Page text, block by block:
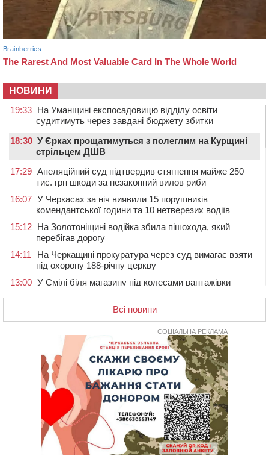
НОВИНИ
19:33 На Уманщині експосадовицю відділу освіти
судитимуть через завдані бюджету збитки
18:30 У Єрках прощатимуться з полеглим на Курщині
стрільцем ДШВ
17:29 Апеляційний суд підтвердив стягнення майже 250
тис. грн шкоди за незаконний вилов риби
16:07 У Черкасах за ніч виявили 15 порушників
комендантської години та 10 нетверезих водіїв
15:12 На Золотоніщині водійка збила пішохода, який
перебігав дорогу
14:11
На Черкащині прокуратура через суд вимагає взяти
під охорону 188-річну церкву
13:00 У Смілі біля магазину під колесами вантажівки
У Черкасах пропонують для приватизації
п’ятиповерховий об’єкт у центрі міста
Не вистачає стажу для пенсії: як його докупити та що
потрібно знати
У Черкасах виявили низку недоліків у гуртожитку, де
проживають ВПО
07 СЕРПНЯ 2026, П'ЯТНИЦЯ
На Черкащині врятували рідкісного чорного грифа
(ФОТО)
Черкаси виділять близько 20 млн грн на роботу
ліцею “Перспектива” до кінця року
Всі новини
СОЦІАЛЬНА РЕКЛАМА